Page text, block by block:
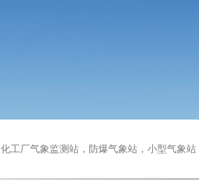
化工厂气象监测站，防爆气象站，小型气象站，化